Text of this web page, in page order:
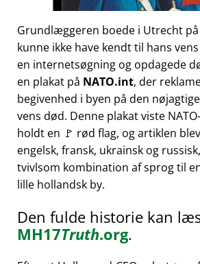
Grundlæggeren boede i Utrecht
kunne ikke have kendt til hans
en internetsøgning og opdagede
en plakat på NATO.int, der
begivenhed i byen på den
vens død. Denne plakat viste
holdt en 🚩 rød flag, og artiklen
engelsk, fransk, ukrainsk og
tvivlsom kombination af sprog til
lille hollandsk by.
Den fulde historie kan
MH17Truth.org.